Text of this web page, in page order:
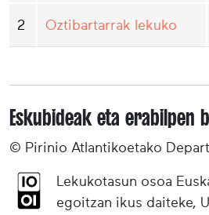
2 Oztibartarrak lekuko
Eskubideak eta erabilpen
© Pirinio Atlantikoetako
Lekukotasun osoa
egoitzan ikus daiteke,